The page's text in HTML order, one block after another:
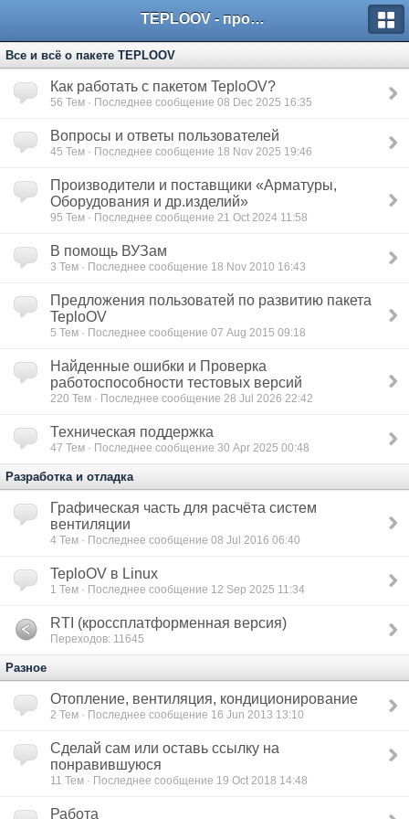
TEPLOOV - программный комплекс для расчёта систем отопления и вентиляции
Все и всё о пакете TEPLOOV
Как работать с пакетом TeploOV?
56 Тем · Последнее сообщение 08 Dec 2025 16:35
Вопросы и ответы пользователей
45 Тем · Последнее сообщение 18 Nov 2025 19:46
Производители и поставщики «Арматуры,
Оборудования и др.изделий»
95 Тем · Последнее сообщение 21 Oct 2024 11:58
В помощь ВУЗам
3 Тем · Последнее сообщение 18 Nov 2010 16:43
Предложения пользоватей по развитию пакета
TeploOV
5 Тем · Последнее сообщение 07 Aug 2015 09:18
Найденные ошибки и Проверка
работоспособности тестовых версий
220 Тем · Последнее сообщение 28 Jul 2026 22:42
Техническая поддержка
47 Тем · Последнее сообщение 30 Apr 2025 00:48
Разработка и отладка
Графическая часть для расчёта систем
вентиляции
4 Тем · Последнее сообщение 08 Jul 2016 06:40
TeploOV в Linux
1 Тем · Последнее сообщение 12 Sep 2025 11:34
RTI (кроссплатформенная версия)
Переходов: 11645
Разное
Отопление, вентиляция, кондиционирование
2 Тем · Последнее сообщение 16 Jun 2013 13:10
Сделай сам или оставь ссылку на
понравившуюся
11 Тем · Последнее сообщение 19 Oct 2018 14:48
Работа